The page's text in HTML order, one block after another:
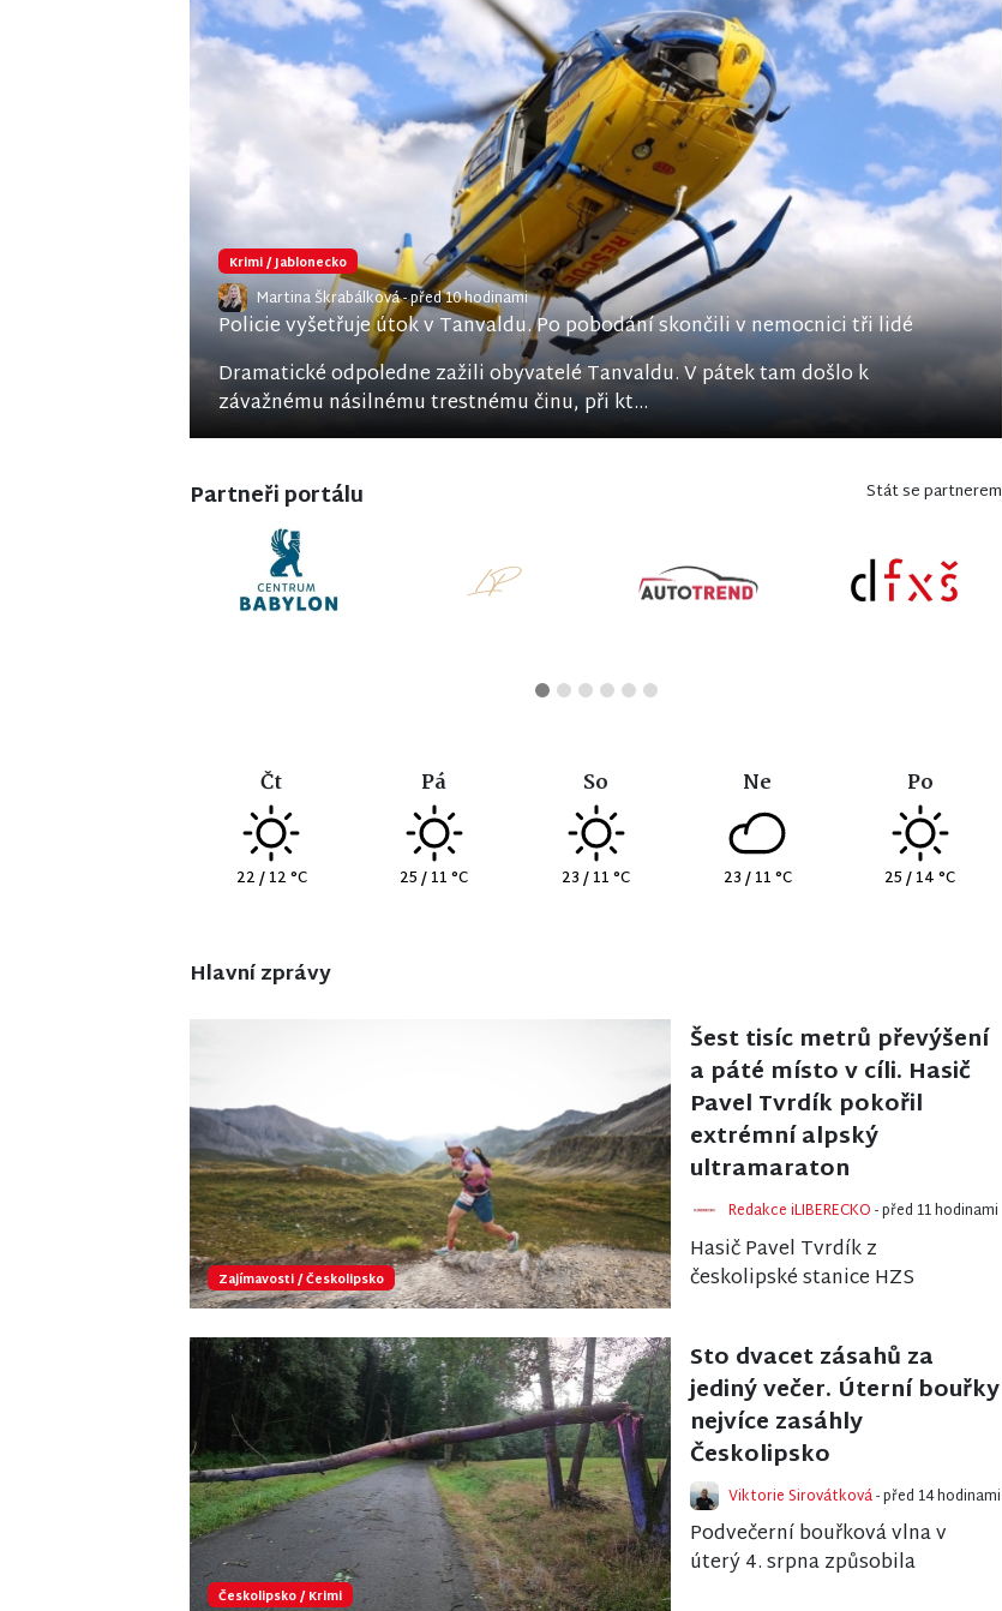
Krimi/Jablonecko
Martina Škrabálková- před 10 hodinami
Policie vyšetřuje útok v Tanvaldu. Po pobodání skončili v nemocnici tři lidé
Dramatické odpoledne zažili obyvatelé Tanvaldu. V pátek tam došlo k
závažnému násilnému trestnému činu, při kt...
Partneři portálu Stát se partnerem
Čt
22 / 12 °C
Pá
25 / 11 °C
So
23 / 11 °C
Ne
23 / 11 °C
Po
25 / 14 °C
Hlavní zprávy
Zajímavosti/Českolipsko
Šest tisíc metrů převýšení
a páté místo v cíli. Hasič
Pavel Tvrdík pokořil
extrémní alpský
ultramaraton
Redakce iLIBERECKO- před 11 hodinami
Hasič Pavel Tvrdík z
českolipské stanice HZS
na rakouském ultramaratonu
Grossglockner Ultra-Trail svů...
Českolipsko/Krimi
Sto dvacet zásahů za
jediný večer. Úterní bouřky
nejvíce zasáhly
Českolipsko
Viktorie Sirovátková- před 14 hodinami
Podvečerní bouřková vlna v
úterý 4. srpna způsobila